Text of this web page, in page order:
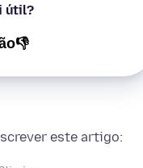
útil?
este artigo: